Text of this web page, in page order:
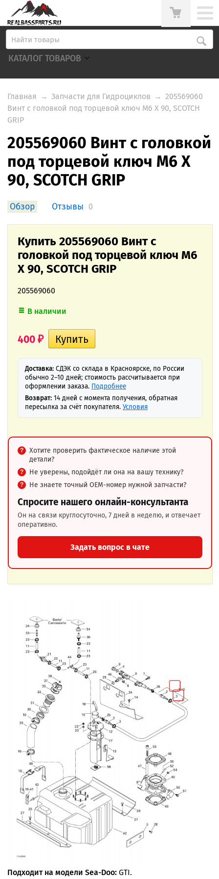
КАТАЛОГ ТОВАРОВ
Главная → Запчасти для Гидроциклов → 205569060
Винт с головкой под торцевой ключ M6 X 90, SCOTCH
GRIP
205569060 Винт с головкой
под торцевой ключ M6 X
90, SCOTCH GRIP
Обзор Отзывы 0
Купить 205569060 Винт с
головкой под торцевой ключ M6
X 90, SCOTCH GRIP
205569060
В наличии
400 ₽
Доставка: СДЭК со склада в Красноярске, по России
обычно 2–10 дней; стоимость рассчитывается при
оформлении заказа. Подробнее
Возврат: 14 дней с момента получения, обратная
пересылка за счёт покупателя. Условия
Хотите проверить фактическое наличие этой
детали?
Не уверены, подойдёт ли она на вашу технику?
Не знаете точный OEM-номер нужной запчасти?
Спросите нашего онлайн-консультанта
Он на связи круглосуточно, 7 дней в неделю, и отвечает
оперативно.
Задать вопрос в чате
Подходит на модели Sea-Doo: GTI.